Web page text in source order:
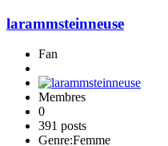
larammsteinneuse
Fan
Membres
0
391 posts
Genre:Femme